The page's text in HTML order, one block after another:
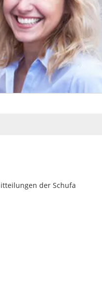
der Schufa